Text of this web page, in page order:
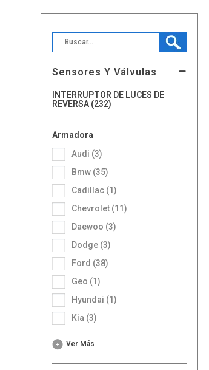
Sensores Y Válvulas
REVERSA (232)
Armadora
Audi (3)
Bmw (35)
Cadillac (1)
Chevrolet (11)
Daewoo (3)
Dodge (3)
Ford (38)
Geo (1)
Hyundai (1)
Kia (3)
Ver Más